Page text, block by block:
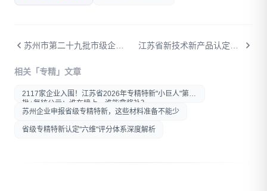
在微信内打开后分享给好友或
相关「专精」文章
2117家企业入围！江苏省2026年专精特新"小巨人"第八
批+复核公示：谁在榜上，谁能拿奖补？
苏州企业申报省级专精特新，这些材料准备不能少
省级专精特新认定"六维"评分体系深度解析